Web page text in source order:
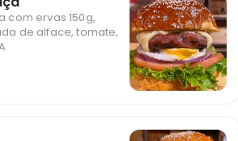
com ervas 150g,
de alface, tomate,